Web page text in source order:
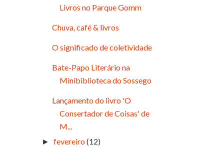
Livros no Parque Gomm
Chuva, café & livros
O significado de coletividade
Bate-Papo Literário na
Minibiblioteca do Sossego
Lançamento do livro 'O
Consertador de Coisas' de
M...
►fevereiro(12)